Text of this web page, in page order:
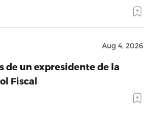
Aug 4, 2026
de un expresidente de la
Fiscal